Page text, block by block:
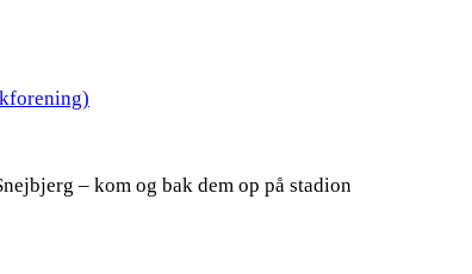
– kom og bak dem op på stadion